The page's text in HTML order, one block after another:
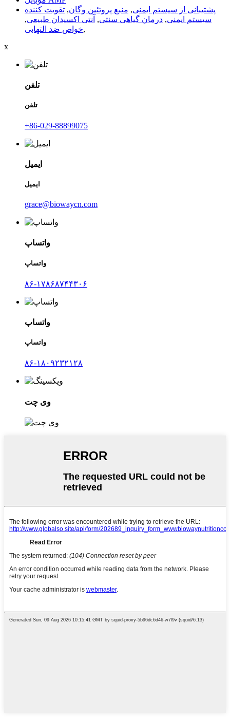
پشتیبانی از سیستم ایمنی, منبع پروتئین وگان, تقویت کننده
سیستم ایمنی, درمان گیاهی سنتی, آنتی اکسیدان طبیعی,
خواص ضد التهابی,
x
تلفن
تلفن
‎+86-029-88899075‎
ایمیل
ایمیل
grace@biowaycn.com
واتساپ
واتساپ
۸۶-۱۷۸۶۸۷۴۴۳۰۶
واتساپ
واتساپ
۸۶-۱۸۰۹۲۳۲۱۲۸
وی چت